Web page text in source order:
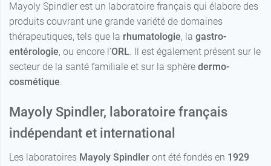
Mayoly Spindler est un laboratoire français qui élabore des
produits couvrant une grande variété de domaines
thérapeutiques, tels que la rhumatologie, la gastro-
entérologie, ou encore l’ORL. Il est également présent sur le
secteur de la santé familiale et sur la sphère dermo-
cosmétique.
Mayoly Spindler, laboratoire français
indépendant et international
Les laboratoires Mayoly Spindler ont été fondés en 1929